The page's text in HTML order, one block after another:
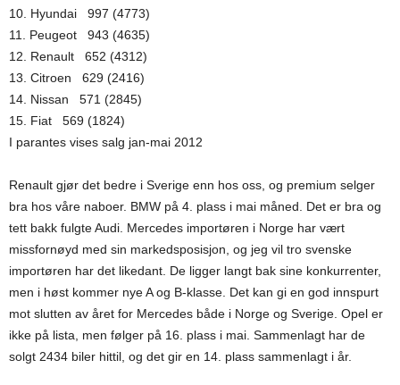
10. Hyundai 997 (4773)
11. Peugeot 943 (4635)
12. Renault 652 (4312)
13. Citroen 629 (2416)
14. Nissan 571 (2845)
15. Fiat 569 (1824)
I parantes vises salg jan-mai 2012
Renault gjør det bedre i Sverige enn hos oss, og premium selger
bra hos våre naboer. BMW på 4. plass i mai måned. Det er bra og
tett bakk fulgte Audi. Mercedes importøren i Norge har vært
missfornøyd med sin markedsposisjon, og jeg vil tro svenske
importøren har det likedant. De ligger langt bak sine konkurrenter,
men i høst kommer nye A og B-klasse. Det kan gi en god innspurt
mot slutten av året for Mercedes både i Norge og Sverige. Opel er
ikke på lista, men følger på 16. plass i mai. Sammenlagt har de
solgt 2434 biler hittil, og det gir en 14. plass sammenlagt i år.